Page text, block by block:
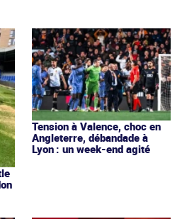
Tension à Valence, choc en
Angleterre, débandade à
Lyon : un week-end agité